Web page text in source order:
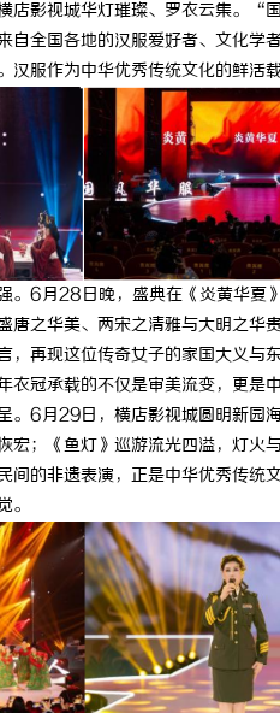
影视城华灯璀璨、罗衣云集。“
全国各地的汉服爱好者、文化学
汉服作为中华优秀传统文化的鲜活
。6月28日晚，盛典在《炎黄华夏
唐之华美、两宋之清雅与大明之
，再现这位传奇女子的家国大义
衣冠承载的不仅是审美流变，更是
。6月29日，横店影视城圆明新园
宏；《鱼灯》巡游流光四溢，灯
间的非遗表演，正是中华优秀传
。
武汉配眼镜 上海配眼镜